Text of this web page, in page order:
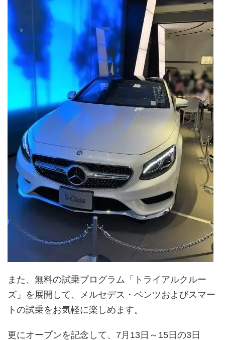
また、無料の試乗プログラム「トライアルクルー
ズ」を展開して、メルセデス・ベンツおよびスマー
トの試乗をお気軽に楽しめます。
更にオープンを記念して、7月13日～15日の3日